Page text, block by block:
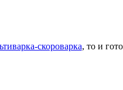
скороварка, то и